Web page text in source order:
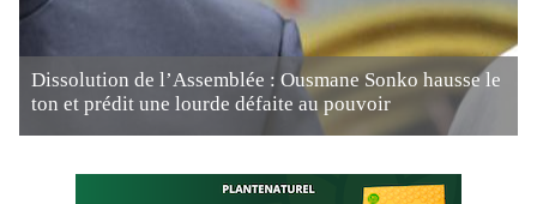
Dissolution de l’Assemblée : Ousmane Sonko hausse le
ton et prédit une lourde défaite au pouvoir